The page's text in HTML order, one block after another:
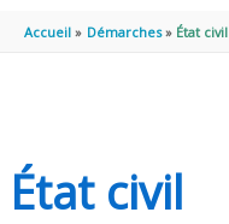
Accueil Démarches État civil
État civil